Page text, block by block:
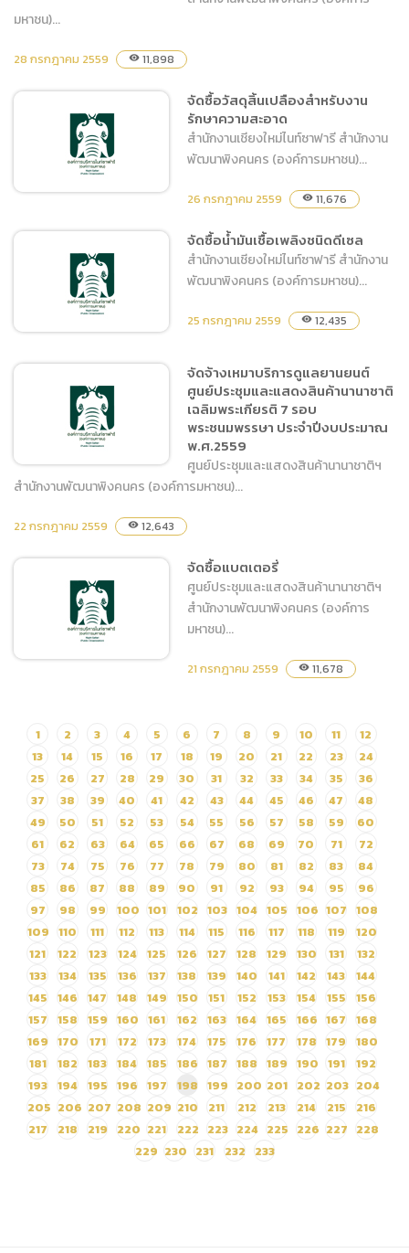
จัดจ้างการประชาสัมพันธ์
พื้นที่จังหวัดเชียงใหม่และพื้นที่
มหาชน)...
28 กรกฎาคม 2559 visibility 11,898
จัดซื้อวัสดุสิ้นเปลืองสำหรับ
งานรักษาความสะอาด
จัดซื้อวัสดุสิ้นเปลืองสำหรับงาน
รักษาความสะอาด
สำนักงานเชียงใหม่ไนท์ซาฟารี สำนักงาน
พัฒนาพิงคนคร (องค์การมหาชน)...
26 กรกฎาคม 2559 visibility 11,676
จัดซื้อน้ำมันเชื้อเพลิงชนิด
จัดซื้อน้ำมันเชื้อเพลิงชนิดดีเซล
สำนักงานเชียงใหม่ไนท์ซาฟารี สำนักงาน
พัฒนาพิงคนคร (องค์การมหาชน)...
25 กรกฎาคม 2559 visibility 12,435
จัดจ้างเหมาบริการดูแลยาน
เฉลิมพระเกียรติ 7 รอบ
พระชนมพรรษา ประจำ
ปีงบประมาณ พ.ศ.2559
จัดจ้างเหมาบริการดูแลยานยนต์
ศูนย์ประชุมและแสดงสินค้านานาชาติ
เฉลิมพระเกียรติ 7 รอบ
พระชนมพรรษา ประจำปีงบประมาณ
พ.ศ.2559
ศูนย์ประชุมและแสดงสินค้านานาชาติฯ
สำนักงานพัฒนาพิงคนคร (องค์การมหาชน)...
22 กรกฎาคม 2559 visibility 12,643
จัดซื้อแบตเตอรี่
ศูนย์ประชุมและแสดงสินค้านานาชาติฯ
สำนักงานพัฒนาพิงคนคร (องค์การ
มหาชน)...
21 กรกฎาคม 2559 visibility 11,678
1 2 3 4 5 6 7 8 9 10 11
12
13
14 15 16 17 18 19 20 21 22 23
24
25
26 27 28 29 30 31 32 33 34 35
36
37
38 39 40 41 42 43 44 45 46 47
48
49
50 51 52 53 54 55 56 57 58 59
60
61
62 63 64 65 66 67 68 69 70 71
72
73
74 75 76 77 78 79 80 81 82 83
84
85
86 87 88 89 90 91 92 93 94 95
96
97
98 99 100 101 102 103 104 105 106 107 108
109 110 111 112 113 114 115 116 117 118 119
120
121
122 123 124 125 126 127 128 129 130 131
132
133
134 135 136 137 138 139 140 141 142 143
144
145
146 147 148 149 150 151 152 153 154 155
156
157
158 159 160 161 162 163 164 165 166 167
168
169 170 171 172 173 174 175 176 177 178 179
180
181
182 183 184 185 186 187 188 189 190 191
192
193 194 195 196 197 198 199 200 201 202 203 204
205 206 207 208 209 210 211 212 213 214 215
216
217
218 219 220 221 222 223 224 225 226 227 228
229 230 231 232 233